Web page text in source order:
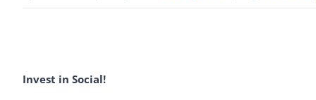
Invest in Social!